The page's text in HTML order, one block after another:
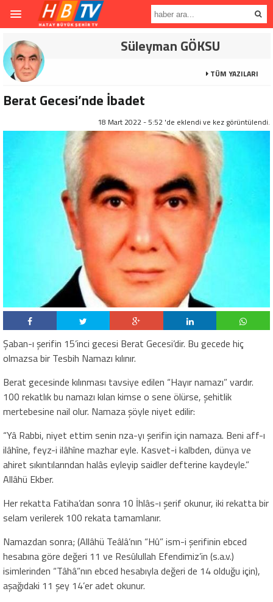
Süleyman GÖKSU
TÜM YAZILARI
Berat Gecesi’nde İbadet
18 Mart 2022 - 5:52 'de eklendi ve kez görüntülendi.
Şaban-ı şerifin 15’inci gecesi Berat Gecesi’dir. Bu gecede hiç
olmazsa bir Tesbih Namazı kılınır.
Berat gecesinde kılınması tavsiye edilen “Hayır namazı” vardır.
100 rekatlık bu namazı kılan kimse o sene ölürse, şehitlik
mertebesine nail olur. Namaza şöyle niyet edilir:
“Yâ Rabbi, niyet ettim senin rıza-yı şerifin için namaza. Beni aff-ı
ilâhîne, feyz-i ilâhîne mazhar eyle. Kasvet-i kalbden, dünya ve
ahiret sıkıntılarından halâs eyleyip saidler defterine kaydeyle.”
Allâhü Ekber.
Her rekatta Fatiha’dan sonra 10 İhlâs-ı şerif okunur, iki rekatta bir
selam verilerek 100 rekata tamamlanır.
Namazdan sonra; (Allâhü Teâlâ’nın “Hû” ism-i şerifinin ebced
hesabına göre değeri 11 ve Resûlullah Efendimiz’in (s.a.v.)
isimlerinden “Tâhâ”nın ebced hesabıyla değeri de 14 olduğu için),
aşağıdaki 11 şey 14’er adet okunur.